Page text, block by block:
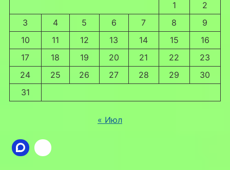
1
2
3
4 5 6 7 8
9
10
11 12 13 14 15
16
17
18 19 20 21 22
23
24
25 26 27 28 29
30
31
« Июл